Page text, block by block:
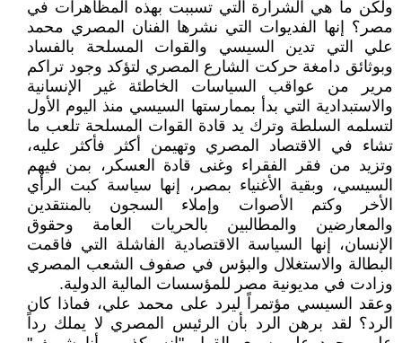
ولكن ما هي الشرارة التي تسببت بهذه المظاهرات في
مصر؟ إنها الفديوات التي نشرها الفنان المصري محمد
علي التي تدين السيسي والقوات المسلحة بالفساد
وبوثائق دامغة حركت الشارع المصري لتؤكد وجود تراكم
مرير من عواقب السياسات الخاطئة غير الإنسانية
والاستبدادية التي بدأ بممارستها السيسي منذ اليوم الأول
لتسلمه السلطة وترك يد قادة القوات المسلحة تلعب ما
تشاء في الاقتصاد المصري وتهيمن أكثر فأكثر عليه،
وتزيد من فقر الفقراء وغنى قادة العسكر، بمن فيهم
السيسي، وبقية الأغنياء بمصر، إنها سياسة كبت الرأي
الأخر وكتم الأصوات وإملاء السجون بالمنتقدين
والمعارضين والمطالبين بالحريات العامة وحقوق
الإنسان، إنها السياسة الاقتصادية الفاشلة التي فاقمت
البطالة والاستغلال والبؤس في صفوف الشعب المصري
وزادت في مديونية مصر للمؤسسات المالية الدولية.
وعقد السيسي مؤتمراً ليرد على محمد علي، فماذا كان
الرد؟ لقد برهن الرد بأن الرئيس المصري لا يملك رداً